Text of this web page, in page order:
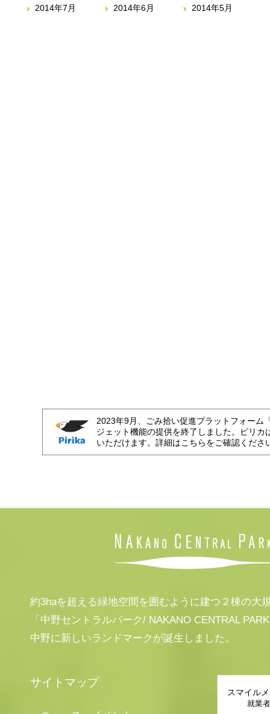
2014年7月 2014年6月 2014年5月
2023年9月、ごみ拾い促進プラットフォーム
ジェット機能の提供を終了しました。ピリカ
いただけます。詳細はこちらをご確認くださ
約3haを超える緑地空間を囲むように建つ２棟の大
「中野セントラルパーク/ NAKANO CENTRAL
中野に新しいランドマークが誕生しました。
サイトマップ
スマイル
就業